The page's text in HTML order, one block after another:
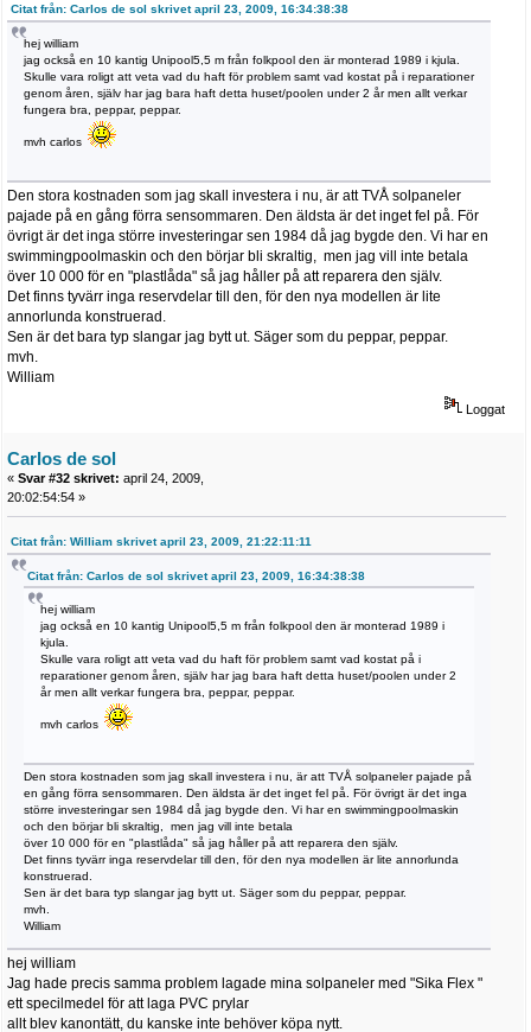
Citat från: Carlos de sol skrivet april 23, 2009, 16:34:38:38
hej william
jag också en 10 kantig Unipool5,5 m från folkpool den är monterad 1989 i kjula.
Skulle vara roligt att veta vad du haft för problem samt vad kostat på i reparationer
genom åren, själv har jag bara haft detta huset/poolen under 2 år men allt verkar
fungera bra, peppar, peppar.
mvh carlos
Den stora kostnaden som jag skall investera i nu, är att TVÅ solpaneler
pajade på en gång förra sensommaren. Den äldsta är det inget fel på. För
övrigt är det inga större investeringar sen 1984 då jag bygde den. Vi har en
swimmingpoolmaskin och den börjar bli skraltig, men jag vill inte betala
över 10 000 för en "plastlåda" så jag håller på att reparera den själv.
Det finns tyvärr inga reservdelar till den, för den nya modellen är lite
annorlunda konstruerad.
Sen är det bara typ slangar jag bytt ut. Säger som du peppar, peppar.
mvh.
William
Loggat
Carlos de sol
« Svar #32 skrivet: april 24, 2009,
20:02:54:54 »
Citat från: William skrivet april 23, 2009, 21:22:11:11
Citat från: Carlos de sol skrivet april 23, 2009, 16:34:38:38
hej william
jag också en 10 kantig Unipool5,5 m från folkpool den är monterad 1989 i
kjula.
Skulle vara roligt att veta vad du haft för problem samt vad kostat på i
reparationer genom åren, själv har jag bara haft detta huset/poolen under 2
år men allt verkar fungera bra, peppar, peppar.
mvh carlos
Den stora kostnaden som jag skall investera i nu, är att TVÅ solpaneler pajade på
en gång förra sensommaren. Den äldsta är det inget fel på. För övrigt är det inga
större investeringar sen 1984 då jag bygde den. Vi har en swimmingpoolmaskin
och den börjar bli skraltig, men jag vill inte betala
över 10 000 för en "plastlåda" så jag håller på att reparera den själv.
Det finns tyvärr inga reservdelar till den, för den nya modellen är lite annorlunda
konstruerad.
Sen är det bara typ slangar jag bytt ut. Säger som du peppar, peppar.
mvh.
William
hej william
Jag hade precis samma problem lagade mina solpaneler med "Sika Flex "
ett specilmedel för att laga PVC prylar
allt blev kanontätt, du kanske inte behöver köpa nytt.